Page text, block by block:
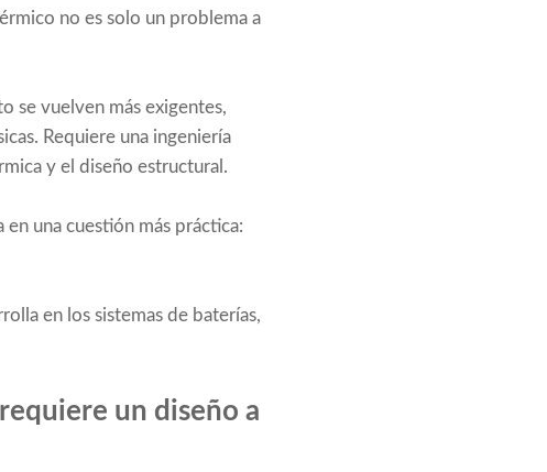
no es solo un problema a
se vuelven más exigentes,
Requiere una ingeniería
y el diseño estructural.
una cuestión más práctica:
en los sistemas de baterías,
un diseño a